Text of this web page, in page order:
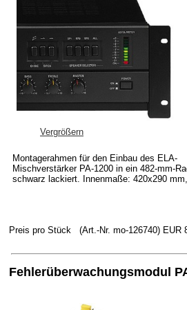
Vergrößern
Montagerahmen für den Einbau des ELA-
Mischverstärker PA-1200 in ein 482-mm-
schwarz lackiert. Innenmaße: 420x290
Preis pro Stück (Art.-Nr. mo-126740) EUR
Fehlerüberwachungsmodul